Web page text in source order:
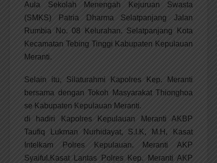
Aula Sekolah Menengah Kejuruan Swasta
(SMKS) Patria Dharma Selatpanjang Jalan
Rumbia No. 08 Kelurahan. Selatpanjang Kota
Kecamatan Tebing Tinggi Kabupaten Kepulauan
Meranti.
Selain itu, Silaturahmi Kapolres Kep. Meranti
bersama dengan Tokoh Masyarakat Thionghoa
se Kabupaten Kepulauan Meranti.
di hadiri Kapolres Kepulauan Meranti AKBP
Taufiq Lukman Nurhidayat, S.I.K, M.H, Kasat
Intelkam Polres Kepulauan. Meranti AKP
Syaiful,Kasat Lantas Polres Kep. Meranti AKP